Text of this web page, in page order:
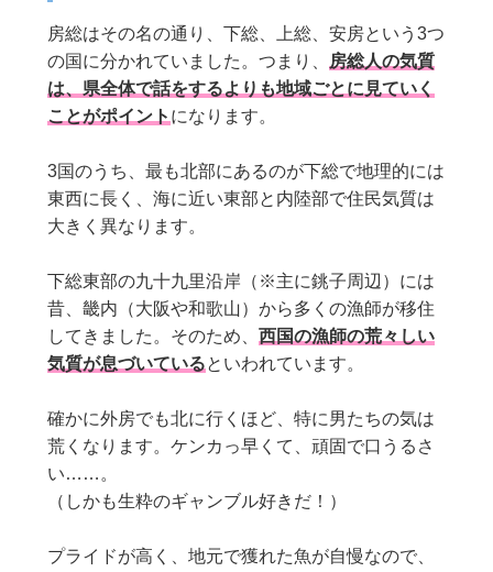
房総はその名の通り、下総、上総、安房という3つ
の国に分かれていました。つまり、
房総人の気質
は、県全体で話をするよりも地域ごとに見ていく
ことがポイント になります。
3国のうち、最も北部にあるのが下総で地理的には
東西に長く、海に近い東部と内陸部で住民気質は
大きく異なります。
下総東部の九十九里沿岸（※主に銚子周辺）には
昔、畿内（大阪や和歌山）から多くの漁師が移住
してきました。そのため、西国の漁師の荒々しい
気質が息づいているといわれています。
確かに外房でも北に行くほど、特に男たちの気は
荒くなります。ケンカっ早くて、頑固で口うるさ
い……。
（しかも生粋のギャンブル好きだ！）
プライドが高く、地元で獲れた魚が自慢なので、